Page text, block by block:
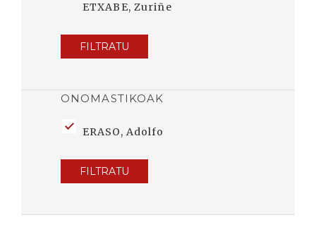
ETXABE, Zuriñe
FILTRATU
ONOMASTIKOAK
ERASO, Adolfo
FILTRATU